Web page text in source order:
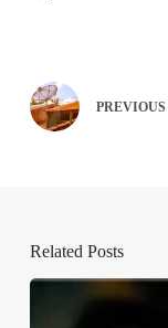
PREVIOUS
Related Posts